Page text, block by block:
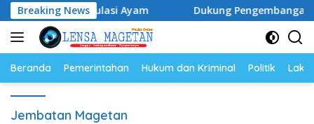
Langsung
ke
konten
Breaking News
dan Populasi Ayam Dukung Pengembangan Kampus
Beranda Pemerintahan Hukum dan Kriminal Politik
Jembatan Magetan